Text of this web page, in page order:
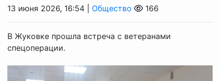
13 июня 2026, 16:54 | Общество 166
В Жуковке прошла встреча с ветеранами
спецоперации.